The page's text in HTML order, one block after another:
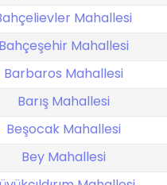
Mahallesi
Mahallesi
Barbaros Mahallesi
Barış Mahallesi
Beşocak Mahallesi
Bey Mahallesi